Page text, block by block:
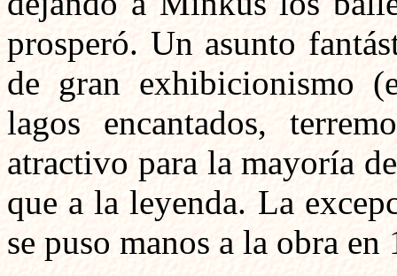
prosperó. Un asunto
de gran exhibicionismo
lagos encantados,
atractivo para la mayoría
que a la leyenda. La
se puso manos a la obra en